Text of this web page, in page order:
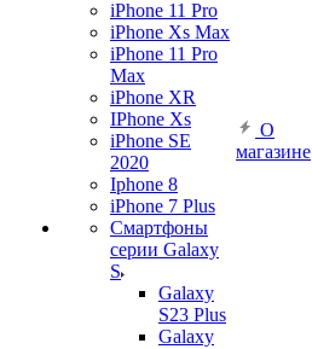
iPhone 11 Pro
iPhone Xs Max
iPhone 11 Pro
Max
iPhone XR
IPhone Xs
iPhone SE
2020
Iphone 8
iPhone 7 Plus
Смартфоны
серии Galaxy
S
Galaxy
S23 Plus
Galaxy
О
магазине